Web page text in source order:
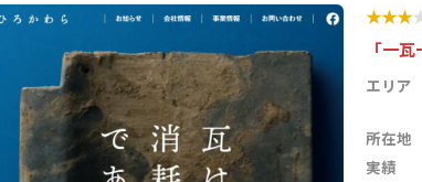
★★★
「一
エリア
所在地
実績